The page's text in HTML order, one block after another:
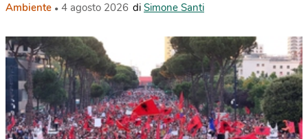
Ambiente 4 agosto 2026 di Simone Santi